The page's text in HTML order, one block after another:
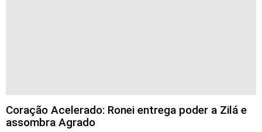
Coração Acelerado: Ronei entrega poder a Zilá e
assombra Agrado